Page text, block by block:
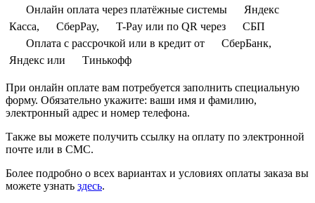
Онлайн оплата через платёжные системы
Яндекс
Касса,
СберPay, T-Pay или по QR через
СБП
Оплата с рассрочкой или в кредит от
СберБанк,
Яндекс или
Тинькофф
При онлайн оплате вам потребуется заполнить специальную
форму. Обязательно укажите: ваши имя и фамилию,
электронный адрес и номер телефона.
Также вы можете получить ссылку на оплату по электронной
почте или в СМС.
Более подробно о всех вариантах и условиях оплаты заказа вы
можете узнать здесь.